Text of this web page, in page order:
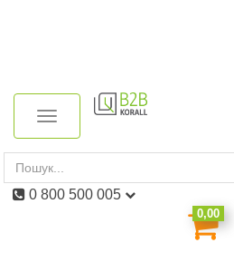
navigation
Toggle
0,00
0 800 500 005